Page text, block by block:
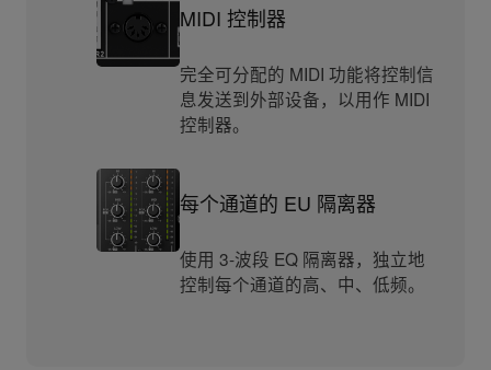
MIDI 控制器
完全可分配的 MIDI 功能将控制信
息发送到外部设备，以用作 MIDI
控制器。
每个通道的 EU 隔离器
使用 3-波段 EQ 隔离器，独立地
控制每个通道的高、中、低频。